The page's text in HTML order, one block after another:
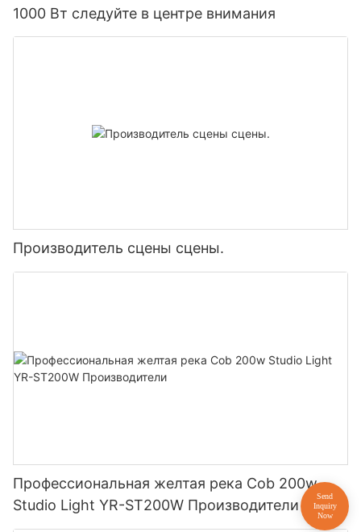
1000 Вт следуйте в центре внимания
Производитель сцены сцены.
Профессиональная желтая река Cob 200w
Studio Light YR-ST200W Производители